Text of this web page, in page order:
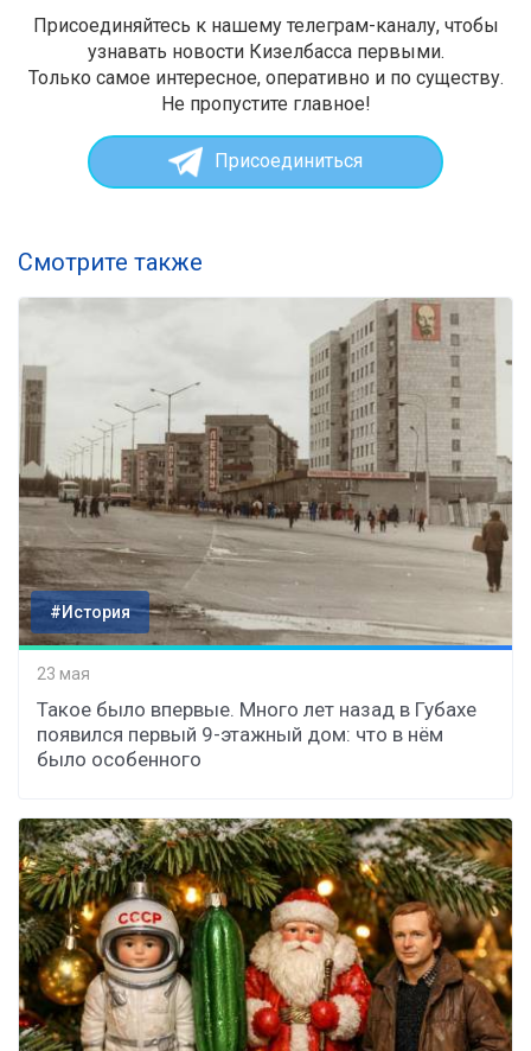
Присоединяйтесь к нашему телеграм-каналу, чтобы
узнавать новости Кизелбасса первыми.
Только самое интересное, оперативно и по существу.
Не пропустите главное!
Присоединиться
Смотрите также
#История
23 мая
Такое было впервые. Много лет назад в Губахе
появился первый 9-этажный дом: что в нём
было особенного